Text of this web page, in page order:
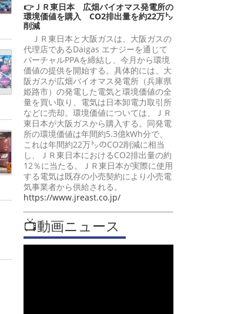
👉ＪＲ東日本 広畑バイオマス発電所の
環境価値を購入 CO2排出量を約22万㌧
削減
ＪＲ東日本と大阪ガスは、大阪ガスの
代理店であるDaigas エナジーを通じて
バーチャルPPAを締結し、今月から環境
価値の提供を開始する。具体的には、大
阪ガスが広畑バイオマス発電所（兵庫県
姫路市）の発電した電気と環境価値の全
量を買い取り、電気は日本卸電力取引所
などに売却。環境価値については、ＪＲ
東日本が大阪ガスから購入する。同発電
所の環境価値は年間約5.3億kWh分で、
これは年間約22万㌧のCO2削減に相当
し、ＪＲ東日本におけるCO2排出量の約
12％に当たる。ＪＲ東日本が実際に使用
する電気は既存の小売契約により小売電
気事業者から供給される。
https://www.jreast.co.jp/
📺動画ニュース